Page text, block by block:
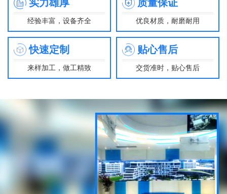
实力雄厚
经验丰富，设备齐全
质量保证
优良材质，耐磨耐用
快速定制
来样加工，做工精致
贴心售后
交货准时，贴心售后